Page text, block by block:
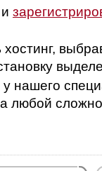
хостинг,
у нашего
любой